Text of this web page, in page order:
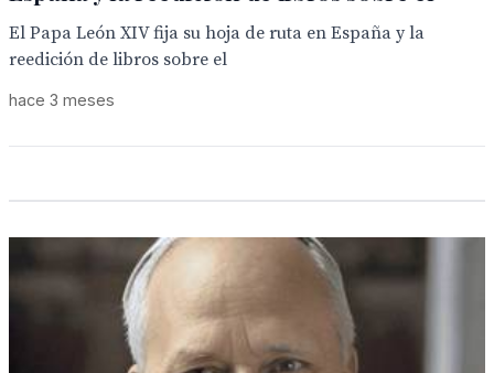
El Papa León XIV fija su hoja de ruta en España y la
reedición de libros sobre el
hace 3 meses